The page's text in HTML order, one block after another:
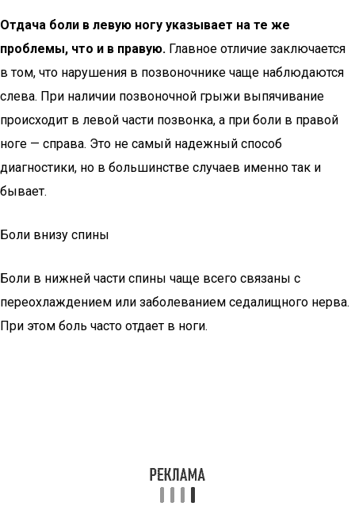
Отдача боли в левую ногу указывает на те же
проблемы, что и в правую. Главное отличие заключается
в том, что нарушения в позвоночнике чаще наблюдаются
слева. При наличии позвоночной грыжи выпячивание
происходит в левой части позвонка, а при боли в правой
ноге — справа. Это не самый надежный способ
диагностики, но в большинстве случаев именно так и
бывает.
Боли внизу спины
Боли в нижней части спины чаще всего связаны с
переохлаждением или заболеванием седалищного нерва.
При этом боль часто отдает в ноги.